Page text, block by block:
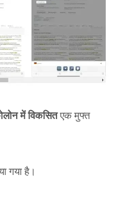
में विकसितएक मुफ्त
गया है।